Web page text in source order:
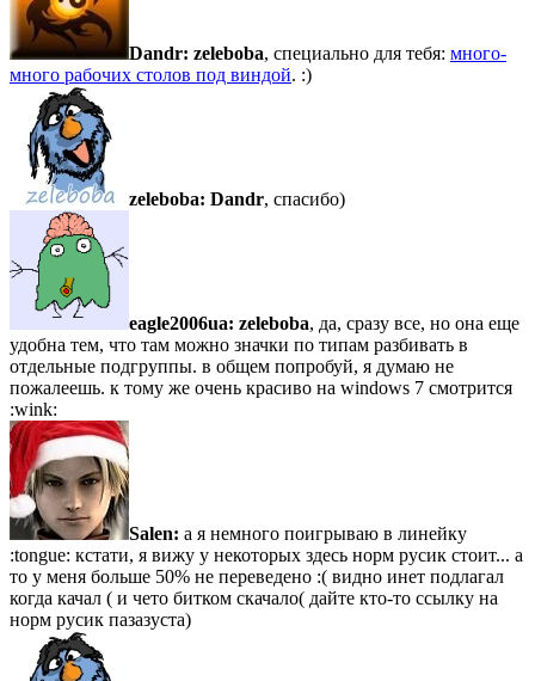
Dandr: zeleboba, специально для тебя: много-
много рабочих столов под виндой. :)
zeleboba: Dandr, спасибо)
eagle2006ua: zeleboba, да, сразу все, но она еще
удобна тем, что там можно значки по типам разбивать в
отдельные подгруппы. в общем попробуй, я думаю не
пожалеешь. к тому же очень красиво на windows 7 смотрится
:wink:
Salen: а я немного поигрываю в линейку
:tongue: кстати, я вижу у некоторых здесь норм русик стоит... а
то у меня больше 50% не переведено :( видно инет подлагал
когда качал ( и чето битком скачало( дайте кто-то ссылку на
норм русик пазазуста)